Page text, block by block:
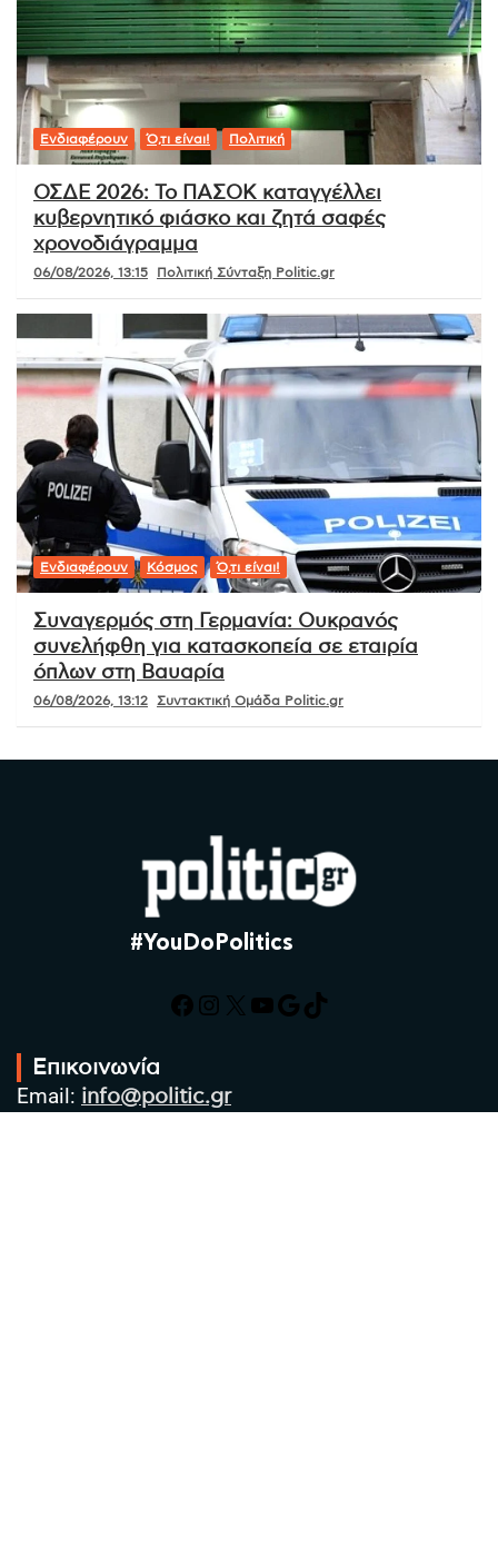
Ενδιαφέρουν Ό,τι είναι! Πολιτική
ΟΣΔΕ 2026: Το ΠΑΣΟΚ καταγγέλλει
κυβερνητικό φιάσκο και ζητά σαφές
χρονοδιάγραμμα
06/08/2026, 13:15 Πολιτική Σύνταξη Politic.gr
Ενδιαφέρουν Κόσμος Ό,τι είναι!
Συναγερμός στη Γερμανία: Ουκρανός
συνελήφθη για κατασκοπεία σε εταιρία
όπλων στη Βαυαρία
06/08/2026, 13:12 Συντακτική Ομάδα Politic.gr
#YouDoPolitics
Facebook
Instagram
X YouTube
Google
TikTok
Επικοινωνία
Email: info@politic.gr